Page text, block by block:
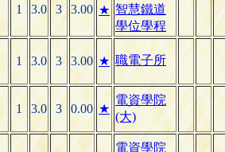
1 3.0 3 3.00 ★ 智慧鐵道
學位學程
1 3.0 3 3.00 ★ 職電子所
1 3.0 3 0.00 ★
電資學院
(大)
電資學院